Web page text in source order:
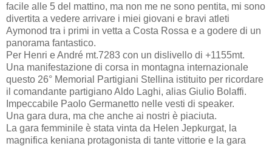
facile alle 5 del mattino, ma non me ne sono pentita, mi sono
divertita a vedere arrivare i miei giovani e bravi atleti
Aymonod tra i primi in vetta a Costa Rossa e a godere di un
panorama fantastico.
Per Henri e André mt.7283 con un dislivello di +1155mt.
Una manifestazione di corsa in montagna internazionale
questo 26° Memorial Partigiani Stellina istituito per ricordare
il comandante partigiano Aldo Laghi, alias Giulio Bolaffi.
Impeccabile Paolo Germanetto nelle vesti di speaker.
Una gara dura, ma che anche ai nostri è piaciuta.
La gara femminile è stata vinta da Helen Jepkurgat, la
magnifica keniana protagonista di tante vittorie e la gara